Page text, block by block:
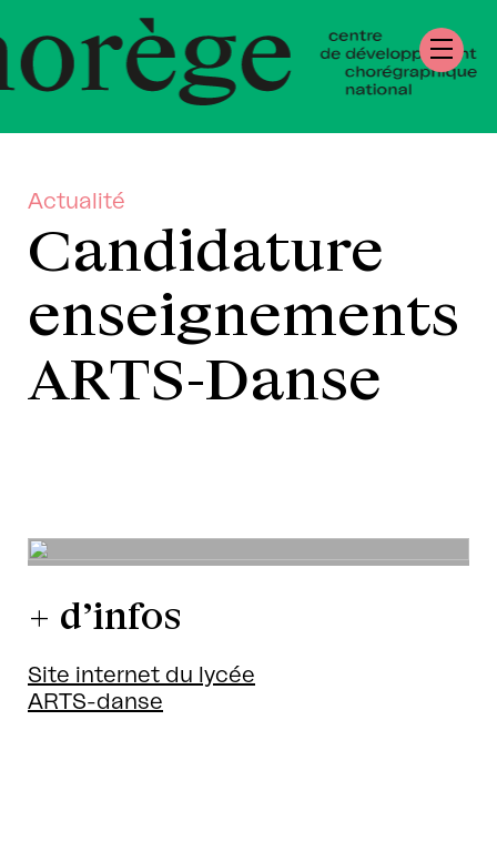
de
Actualité
Candidature
enseignements
ARTS-Danse
+ d’infos
Site internet du lycée
ARTS-danse